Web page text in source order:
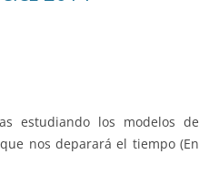
estudiando los modelos de
nos deparará el tiempo (En